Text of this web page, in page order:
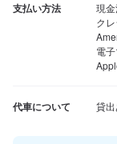
支払い方法
現
ク
電
代車について